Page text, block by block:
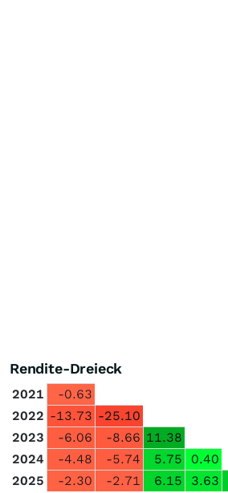
Rendite-Dreieck
2021
-0.63
2022 -13.73 -25.10
2023
-6.06 -8.66 11.38
2024
-4.48 -5.74 5.75
0.40
2025
-2.30 -2.71 6.15 3.63